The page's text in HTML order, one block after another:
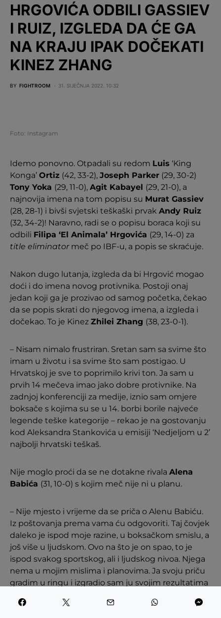
HRGOVIĆA ODBILI GASSIEV
I RUIZ, IZGLEDA DA ĆE GA
NA KRAJU IPAK DOČEKATI
KINEZ ZHANG
BY FIGHTROOM 31. SIJEČNJA 2022. 10:32
Foto: Instagram
Idemo ponovno. Otpadali su redom Luis ‘King
Konga’ Ortiz (42, 33-2), Joseph Parker (29, 30-2)
Tony Yoka (29, 11-0), Agit Kabayel (29, 21-0), a
najnovija imena na tom popisu su Murat Gassiev
(28, 28-1) i bivši svjetski teškaški prvak Andy Ruiz
(32, 34-2)! Naravno, radi se o popisu boraca koji su
odbili Filipa ‘El Animala’ Hrgovića (29, 14-0) za
title eliminator meč po IBF-u, a popis se skraćuje.
Nakon dugo lutanja, izgleda da bi Hrgović mogao
doći i do imena novog protivnika. Postoji onaj
jedan koji ga je prozivao od samog početka, čekao
da se popis skrati do njegovog imena, a izgleda i
dočekao. To je Kinez Zhilei Zhang (38, 23-0-1).
– Nisam nimalo frustriran. Sretan sam sa svime što
imam u životu i sa svime što sam postigao. U
Hrvatskoj je sve to poprimilo krivi ton. Ja sam u
prvih 14 mečeva imao jako dobre protivnike. Na
zadnjoj konferenciji za medije, iznio sam omjere
boksače s kojima su se u 14. borbi borile najveće
legende teške kategorije – rekao je na gostovanju
kod Aleksandra Stankovića u emisiji ‘Nedjeljom u 2’
najbolji hrvatski teškaš.
Nije moglo proći da se ne dotakne rivala Alena
Babića (31, 10-0) s kojim meč nije ni u planu.
– Nije mjesto i vrijeme da se priča o Alenu Babiću.
Iz poštovanja prema vama ću odgovoriti. Taj čovjek
daleko je ispod moje razine, u boksačkom smislu, a
još više u ljudskom. Ovo na što je on spao, to je
ispod svakog sportskog, ali i ljudskog nivoa. Njega
nema u mojim mislima i planovima. Ja svoju priču
gradim u ringu i izgradio sam ju svojim rezultatima
prozivanju mene i glumljenju klauna – zaključio je